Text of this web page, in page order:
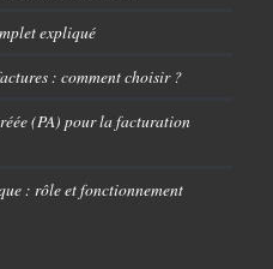
expliqué
: comment choisir ?
(PA) pour la facturation
: rôle et fonctionnement